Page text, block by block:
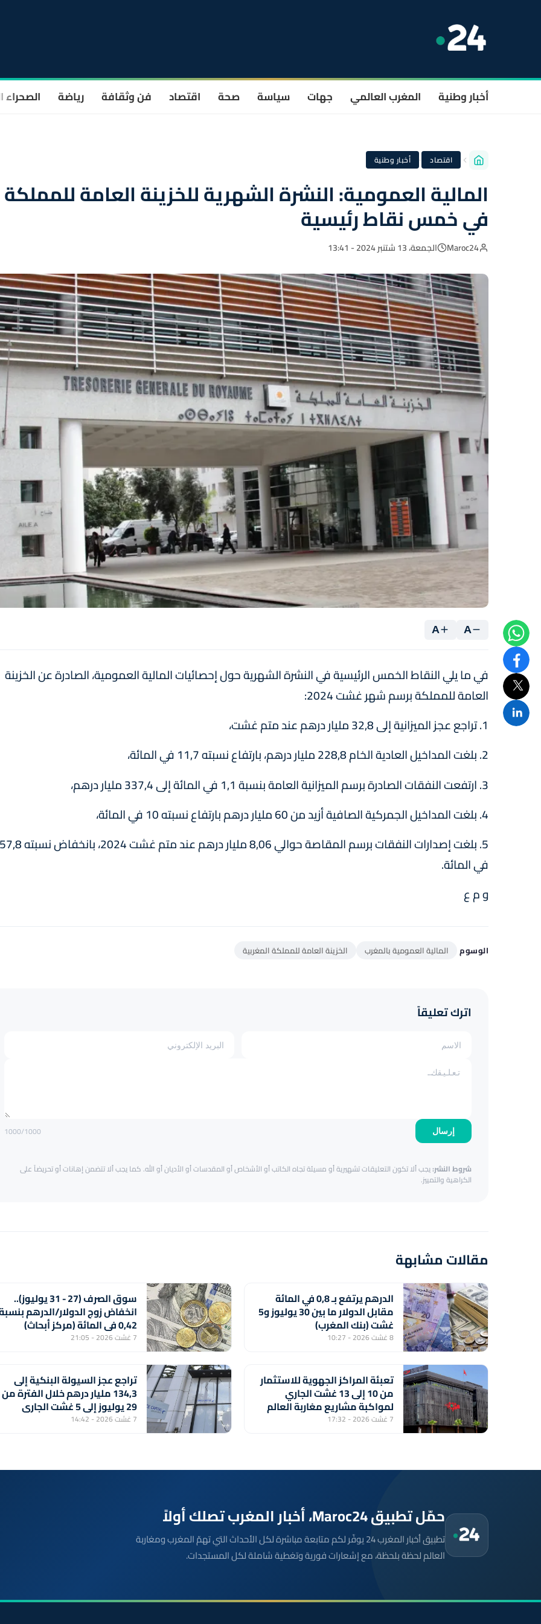
أخبار وطنية المغرب العالمي جهات سياسة صحة اقتصاد فن وثقافة رياضة الصحراء
اقتصاد · أخبار وطنية
المالية العمومية: النشرة الشهرية للخزينة العامة للمملكة
في خمس نقاط رئيسية
Maroc24 الجمعة، 13 شتنبر 2024 - 13:41
A
A
في ما يلي النقاط الخمس الرئيسية في النشرة الشهرية حول إحصائيات المالية العمومية، الصادرة عن الخزينة
العامة للمملكة برسم شهر غشت 2024:
1. تراجع عجز الميزانية إلى 32,8 مليار درهم عند متم غشت،
2. بلغت المداخيل العادية الخام 228,8 مليار درهم، بارتفاع نسبته 11,7 في المائة،
3. ارتفعت النفقات الصادرة برسم الميزانية العامة بنسبة 1,1 في المائة إلى 337,4 مليار درهم،
4. بلغت المداخيل الجمركية الصافية أزيد من 60 مليار درهم بارتفاع نسبته 10 في المائة،
5. بلغت إصدارات النفقات برسم المقاصة حوالي 8,06 مليار درهم عند متم غشت 2024، بانخفاض نسبته 57,8
في المائة.
و م ع
الوسوم المالية العمومية بالمغرب الخزينة العامة للمملكة المغربية
اترك تعليقاً
إرسال 1000/1000
شروط النشر:يجب ألا تكون التعليقات تشهيرية أو مسيئة تجاه الكاتب أو الأشخاص أو المقدسات أو الأديان أو الله. كما يجب ألا تتضمن إهانات أو تحريضاً على
الكراهية والتمييز.
مقالات مشابهة
الدرهم يرتفع بـ 0,8 في المائة
مقابل الدولار ما بين 30 يوليوز و5
غشت (بنك المغرب)
8 غشت 2026 - 10:27
سوق الصرف (27 - 31 يوليوز)..
انخفاض زوج الدولار/الدرهم
0,42 في المائة (مركز أبحاث)
7 غشت 2026 - 21:05
تعبئة المراكز الجهوية للاستثمار
من 10 إلى 13 غشت الجاري
لمواكبة مشاريع مغاربة العالم
7 غشت 2026 - 17:32
تراجع عجز السيولة البنكية إلى
134,3 مليار درهم خلال الفترة من
29 يوليوز إلى 5 غشت الجاري
(مركز أبحاث)
7 غشت 2026 - 14:42
حمّل تطبيق Maroc24، أخبار المغرب تصلك أولاً
تطبيق أخبار المغرب 24 يوفّر لكم متابعة مباشرة لكل الأحداث التي تهمّ المغرب ومغاربة
العالم لحظة بلحظة، مع إشعارات فورية وتغطية شاملة لكل المستجدات.